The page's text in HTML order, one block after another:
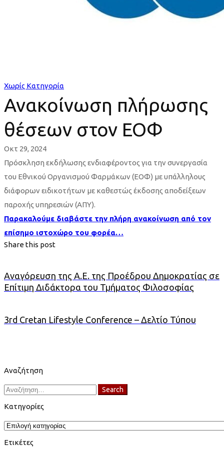
Χωρίς Κατηγορία
Ανακοίνωση πλήρωσης
θέσεων στον ΕΟΦ
Οκτ 29, 2024
Πρόσκληση εκδήλωσης ενδιαφέροντος για την συνεργασία
του Εθνικού Οργανισμού Φαρμάκων (ΕΟΦ) με υπάλληλους
διάφορων ειδικοτήτων με καθεστώς έκδοσης αποδείξεων
παροχής υπηρεσιών (ΑΠΥ).
Παρακαλούμε διαβάστε την πλήρη ανακοίνωση από τον
επίσημο ιστοχώρο του φορέα…
Share this post
Αναγόρευση της Α.Ε. της Προέδρου Δημοκρατίας σε
Επίτιμη Διδάκτορα του Τμήματος Φιλοσοφίας
3rd Cretan Lifestyle Conference – Δελτίο Τύπου
Αναζήτηση
Search
for:
Search
Κατηγορίες
Κατηγορίες
Ετικέτες